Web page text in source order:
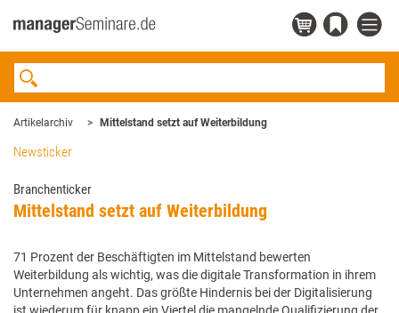
Artikelarchiv Mittelstand setzt auf Weiterbildung
Newsticker
Branchenticker
Mittelstand setzt auf Weiterbildung
71 Prozent der Beschäftigten im Mittelstand bewerten
Weiterbildung als wichtig, was die digitale Transformation in ihrem
Unternehmen angeht. Das größte Hindernis bei der Digitalisierung